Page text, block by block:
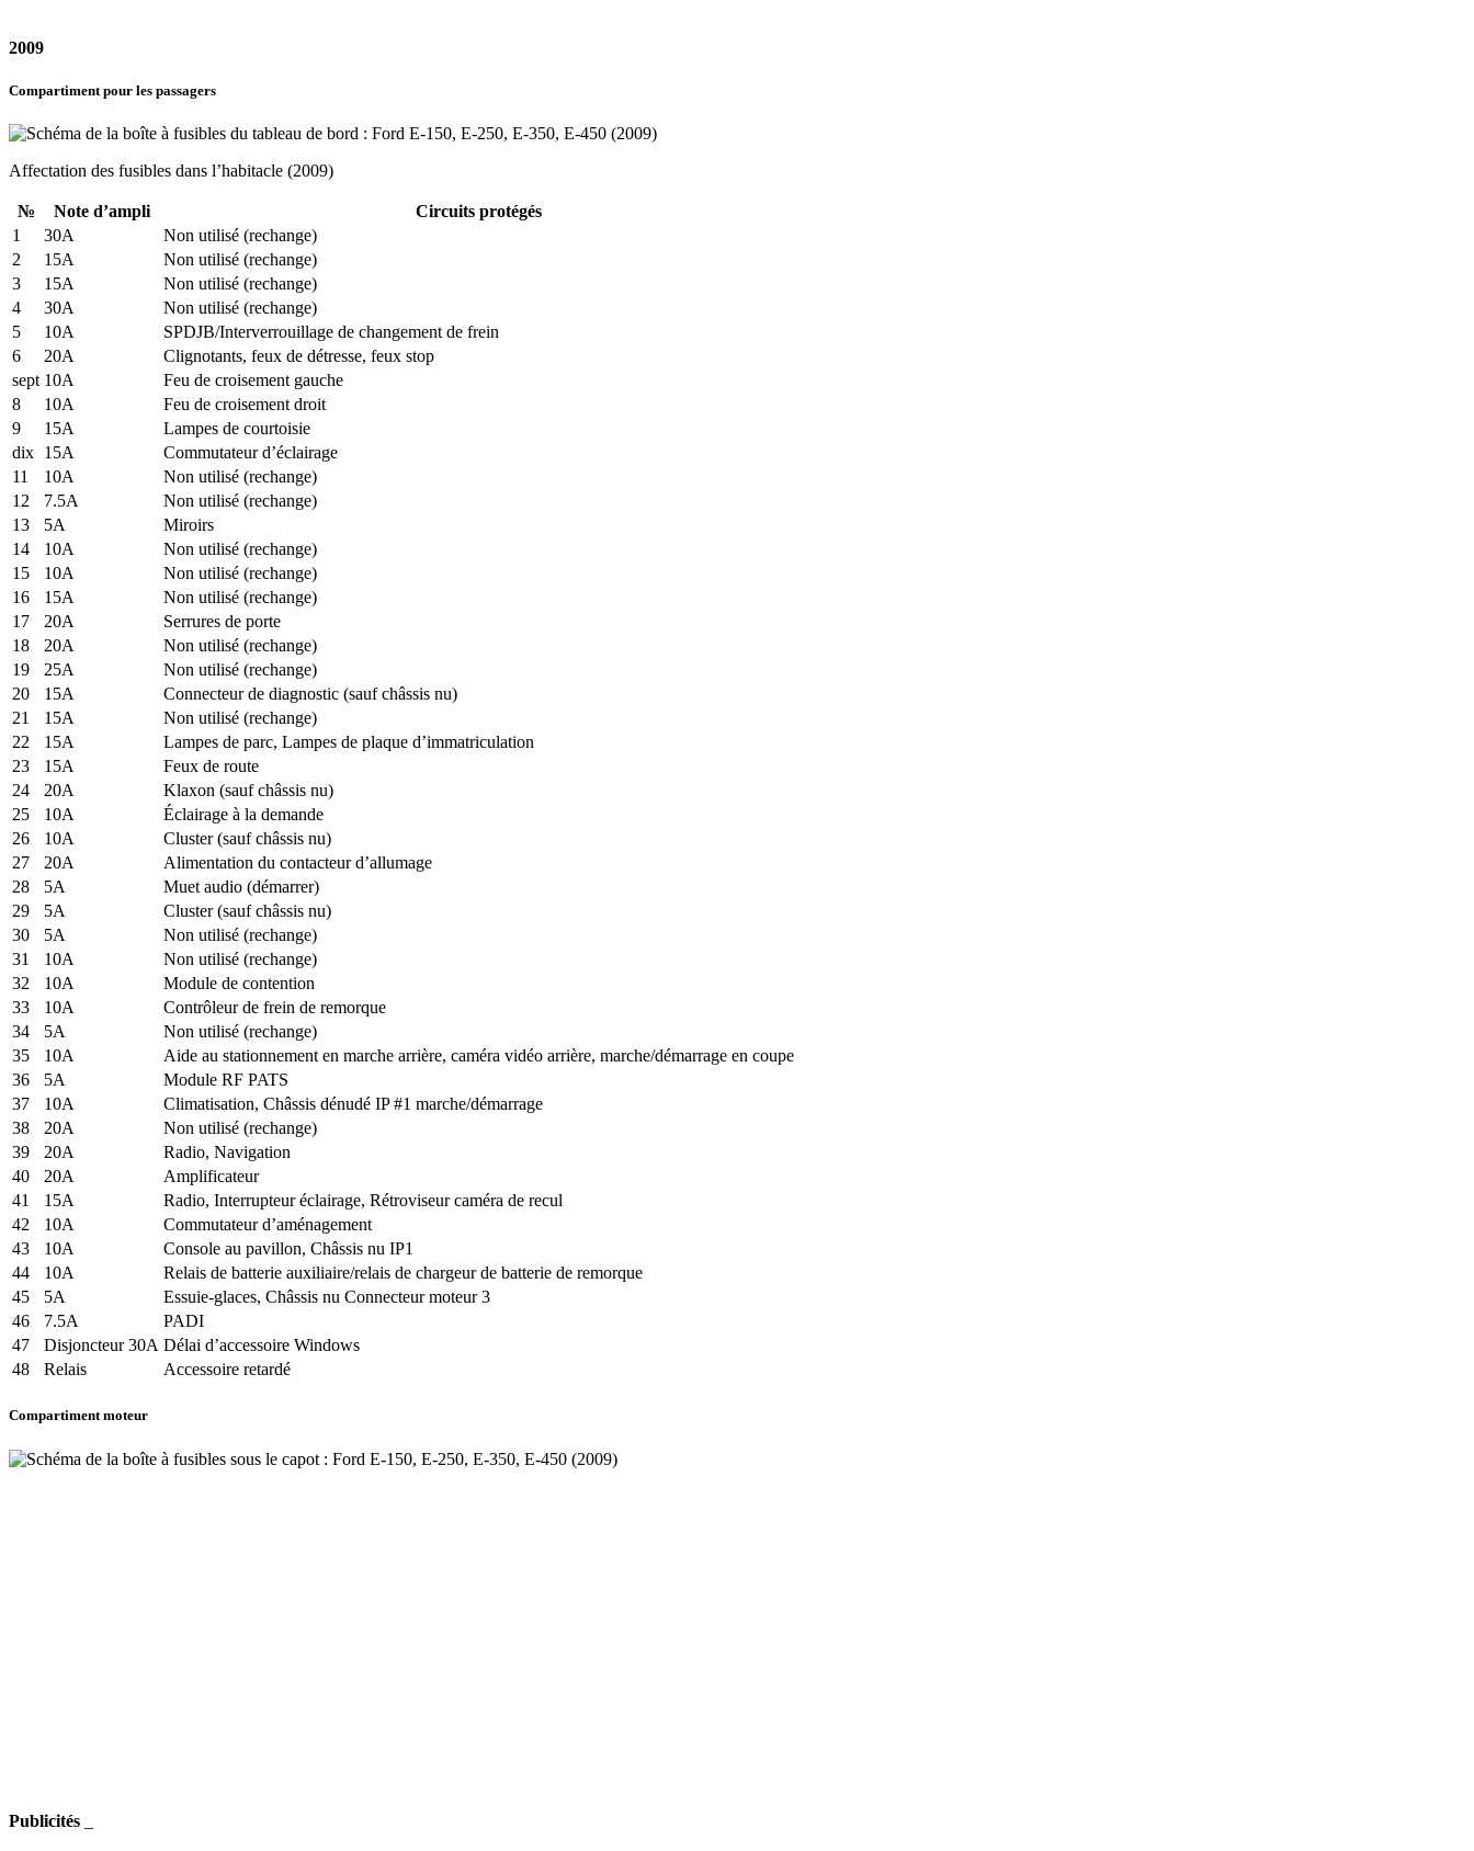
2009
Compartiment pour les passagers
Affectation des fusibles dans l’habitacle (2009)
№ Note d’ampli
Circuits protégés
1
30A
Non utilisé (rechange)
2
15A
Non utilisé (rechange)
3
15A
Non utilisé (rechange)
4
30A
Non utilisé (rechange)
5
10A
SPDJB/Interverrouillage de changement de frein
6
20A
Clignotants, feux de détresse, feux stop
sept 10A
Feu de croisement gauche
8
10A
Feu de croisement droit
9
15A
Lampes de courtoisie
dix 15A
Commutateur d’éclairage
11
10A
Non utilisé (rechange)
12
7.5A
Non utilisé (rechange)
13
5A
Miroirs
14
10A
Non utilisé (rechange)
15
10A
Non utilisé (rechange)
16
15A
Non utilisé (rechange)
17
20A
Serrures de porte
18
20A
Non utilisé (rechange)
19
25A
Non utilisé (rechange)
20
15A
Connecteur de diagnostic (sauf châssis nu)
21
15A
Non utilisé (rechange)
22
15A
Lampes de parc, Lampes de plaque d’immatriculation
23
15A
Feux de route
24
20A
Klaxon (sauf châssis nu)
25
10A
Éclairage à la demande
26
10A
Cluster (sauf châssis nu)
27
20A
Alimentation du contacteur d’allumage
28
5A
Muet audio (démarrer)
29
5A
Cluster (sauf châssis nu)
30
5A
Non utilisé (rechange)
31
10A
Non utilisé (rechange)
32
10A
Module de contention
33
10A
Contrôleur de frein de remorque
34
5A
Non utilisé (rechange)
35
10A
Aide au stationnement en marche arrière, caméra vidéo arrière, marche/démarrage en coupe
36
5A
Module RF PATS
37
10A
Climatisation, Châssis dénudé IP #1 marche/démarrage
38
20A
Non utilisé (rechange)
39
20A
Radio, Navigation
40
20A
Amplificateur
41
15A
Radio, Interrupteur éclairage, Rétroviseur caméra de recul
42
10A
Commutateur d’aménagement
43
10A
Console au pavillon, Châssis nu IP1
44
10A
Relais de batterie auxiliaire/relais de chargeur de batterie de remorque
45
5A
Essuie-glaces, Châssis nu Connecteur moteur 3
46
7.5A
PADI
47
Disjoncteur 30A Délai d’accessoire Windows
48
Relais Accessoire retardé
Compartiment moteur
Publicités